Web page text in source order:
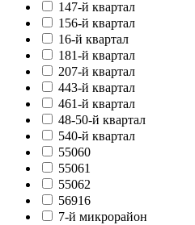
147-й квартал
156-й квартал
16-й квартал
181-й квартал
207-й квартал
443-й квартал
461-й квартал
48-50-й квартал
540-й квартал
55060
55061
55062
56916
7-й микрорайон